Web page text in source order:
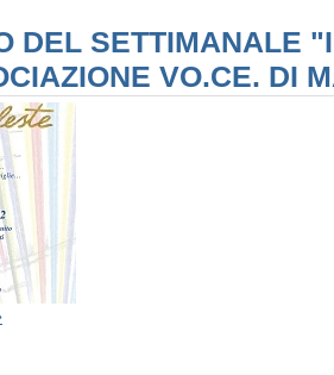
DEL SETTIMANALE
VO.CE. DI